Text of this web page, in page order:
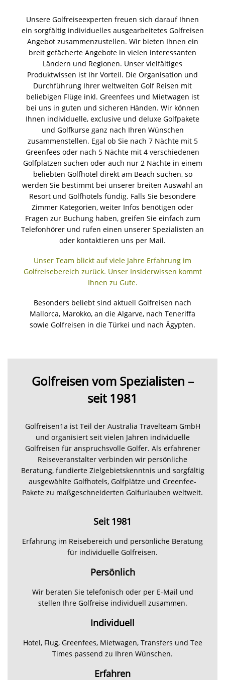
Unsere Golfreiseexperten freuen sich darauf Ihnen
ein sorgfältig individuelles ausgearbeitetes Golfreisen
Angebot zusammenzustellen. Wir bieten Ihnen ein
breit gefächerte Angebote in vielen interessanten
Ländern und Regionen. Unser vielfältiges
Produktwissen ist Ihr Vorteil. Die Organisation und
Durchführung Ihrer weltweiten Golf Reisen mit
beliebigen Flüge inkl. Greenfees und Mietwagen ist
bei uns in guten und sicheren Händen. Wir können
Ihnen individuelle, exclusive und deluxe Golfpakete
und Golfkurse ganz nach Ihren Wünschen
zusammenstellen. Egal ob Sie nach 7 Nächte mit 5
Greenfees oder nach 5 Nächte mit 4 verschiedenen
Golfplätzen suchen oder auch nur 2 Nächte in einem
beliebten Golfhotel direkt am Beach suchen, so
werden Sie bestimmt bei unserer breiten Auswahl an
Resort und Golfhotels fündig. Falls Sie besondere
Zimmer Kategorien, weiter Infos benötigen oder
Fragen zur Buchung haben, greifen Sie einfach zum
Telefonhörer und rufen einen unserer Spezialisten an
oder kontaktieren uns per Mail.
Unser Team blickt auf viele Jahre Erfahrung im
Golfreisebereich zurück. Unser Insiderwissen kommt
Ihnen zu Gute.
Besonders beliebt sind aktuell Golfreisen nach
Mallorca, Marokko, an die Algarve, nach Teneriffa
sowie Golfreisen in die Türkei und nach Ägypten.
Golfreisen vom Spezialisten –
seit 1981
Golfreisen1a ist Teil der Australia Travelteam GmbH
und organisiert seit vielen Jahren individuelle
Golfreisen für anspruchsvolle Golfer. Als erfahrener
Reiseveranstalter verbinden wir persönliche
Beratung, fundierte Zielgebietskenntnis und sorgfältig
ausgewählte Golfhotels, Golfplätze und Greenfee-
Pakete zu maßgeschneiderten Golfurlauben weltweit.
Seit 1981
Erfahrung im Reisebereich und persönliche Beratung
für individuelle Golfreisen.
Persönlich
Wir beraten Sie telefonisch oder per E-Mail und
stellen Ihre Golfreise individuell zusammen.
Individuell
Hotel, Flug, Greenfees, Mietwagen, Transfers und Tee
Times passend zu Ihren Wünschen.
Erfahren